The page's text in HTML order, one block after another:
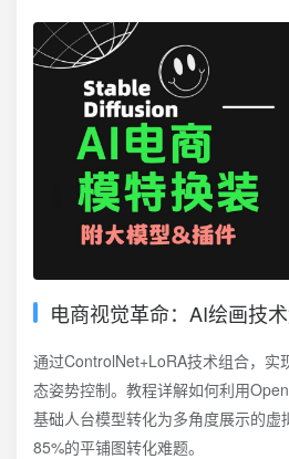
电商视觉革命：AI绘画技
通过ControlNet+LoRA技术组合，实
态姿势控制。教程详解如何利用
基础人台模型转化为多角度展示的虚
85%的平铺图转化难题。